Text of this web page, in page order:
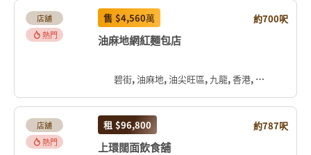
店舖
熱門
售 $4,560萬 約700呎
油麻地網紅麵包店
碧街, 油麻地, 油尖旺區, 九龍, 香港, 中国
店舖
熱門
租 $96,800 約787呎
上環闊面飲食舖